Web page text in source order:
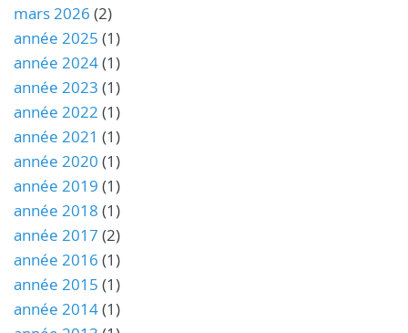
mars 2026 (2)
année 2025 (1)
année 2024(1)
année 2023 (1)
année 2022 (1)
année 2021 (1)
année 2020 (1)
année 2019 (1)
année 2018 (1)
année 2017 (2)
année 2016 (1)
année 2015 (1)
année 2014(1)